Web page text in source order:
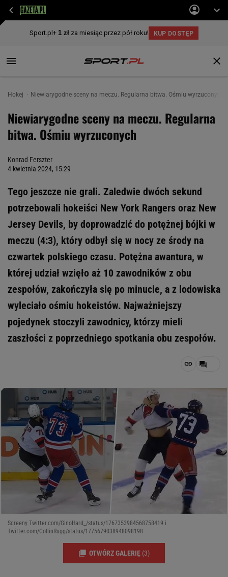
Hokej Niewiarygodne sceny na meczu. Regularna bitwa. Ośmiu wyrzuconych
Niewiarygodne sceny na meczu. Regularna
bitwa. Ośmiu wyrzuconych
Konrad Ferszter
4 kwietnia 2024, 15:29
Tego jeszcze nie grali. Zaledwie dwóch sekund
potrzebowali hokeiści New York Rangers oraz New
Jersey Devils, by doprowadzić do potężnej bójki w
meczu (4:3), który odbył się w nocy ze środy na
czwartek polskiego czasu. Potężna awantura, w
której udział wzięło aż 10 zawodników z obu
zespołów, zakończyła się po minucie, a z lodowiska
wyleciało ośmiu hokeistów. Najważniejszy
pojedynek stoczyli zawodnicy, którzy mieli
zaszłości z poprzedniego spotkania obu zespołów.
Screeny Twitter.com/GinoHard_/status/1767353984568758419 i
Twitter.com/CollinRugg/status/1775679038948098198
OTWÓRZ GALERIĘ (3)